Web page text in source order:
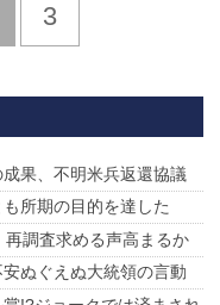
3
果、不明米兵返還協議
所期の目的を達した
調査求める声高まるか
ぬぐえぬ大統領の言動